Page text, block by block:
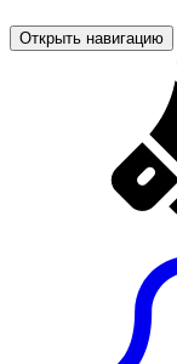
Открыть навигацию